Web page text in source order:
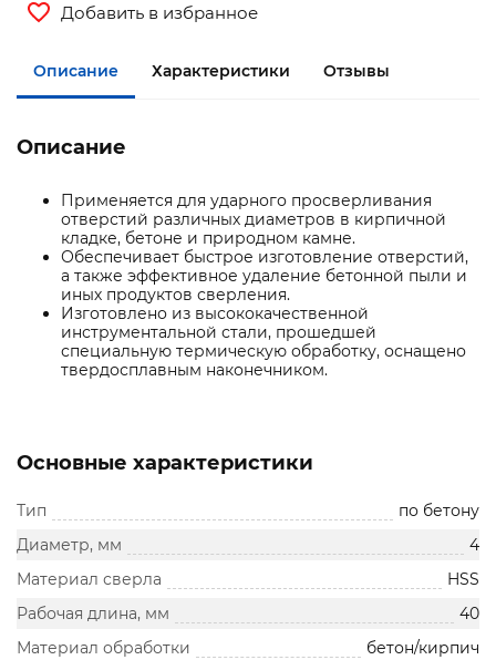
Добавить в избранное
Описание Характеристики Отзывы
Описание
Применяется для ударного просверливания
отверстий различных диаметров в кирпичной
кладке, бетоне и природном камне.
Обеспечивает быстрое изготовление отверстий,
а также эффективное удаление бетонной пыли и
иных продуктов сверления.
Изготовлено из высококачественной
инструментальной стали, прошедшей
специальную термическую обработку, оснащено
твердосплавным наконечником.
Основные характеристики
Тип
по бетону
Диаметр, мм
4
Материал сверла
HSS
Рабочая длина, мм
40
Материал обработки
бетон/кирпич